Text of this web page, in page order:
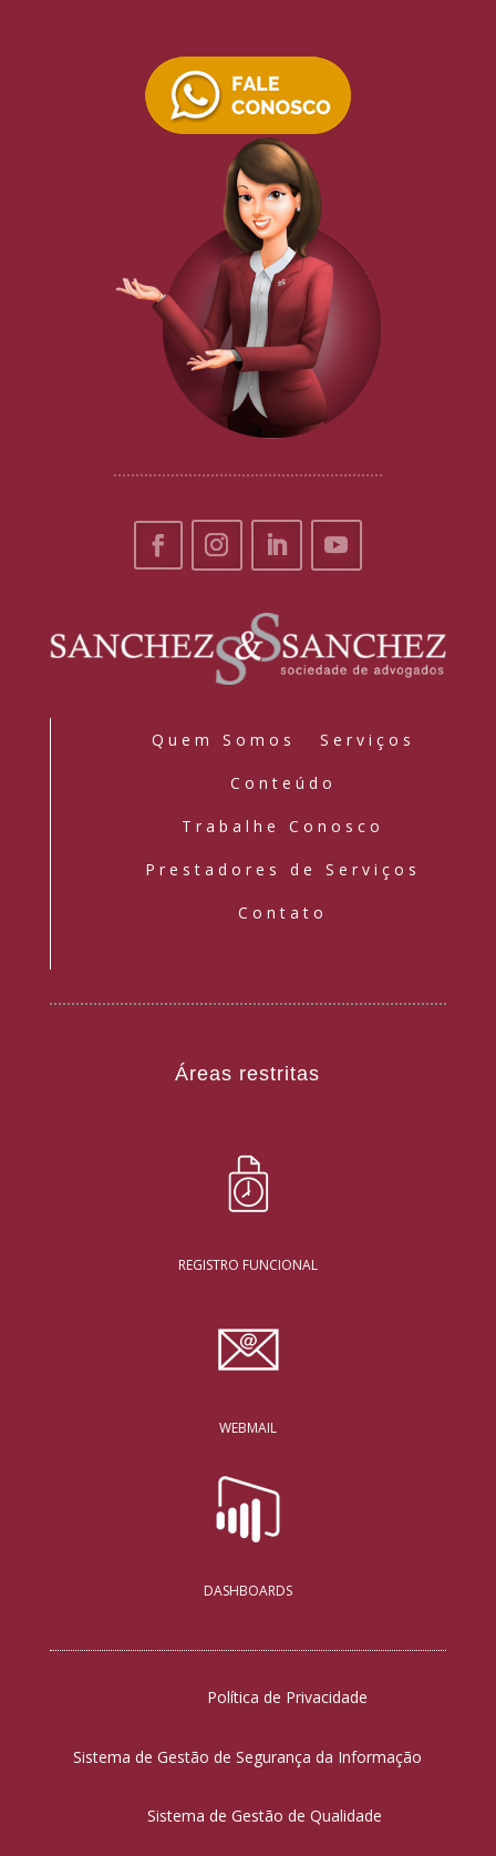
Quem Somos Serviços
Conteúdo
Trabalhe Conosco
Prestadores de Serviços
Contato
Áreas restritas
REGISTRO FUNCIONAL
WEBMAIL
DASHBOARDS
Política de Privacidade
Sistema de Gestão de Segurança da Informação
Sistema de Gestão de Qualidade